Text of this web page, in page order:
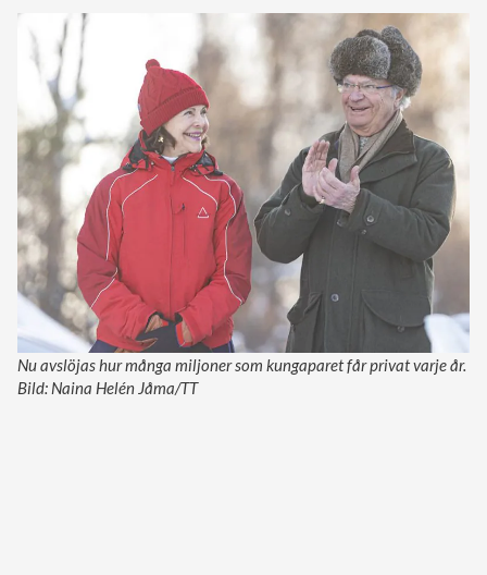
Nu avslöjas hur många miljoner som kungaparet får privat varje år.
Bild: Naina Helén Jåma/TT